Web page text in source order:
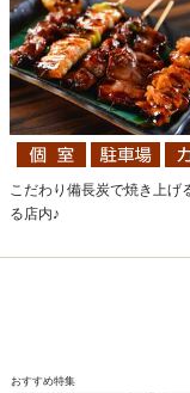
こだわり備長炭で焼き上げ
る店内♪
おすすめ特集